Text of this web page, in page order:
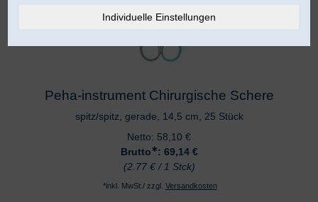
Peha-instrument Chirurgische Schere
spitz/spitz, gerade, 14,5 cm, 25 Stück
Netto: 58,10 €
Brutto∗: 69,14 €
(2.77 € / 1 Stck)
*inkl. MwSt./ zzgl. Versandkosten